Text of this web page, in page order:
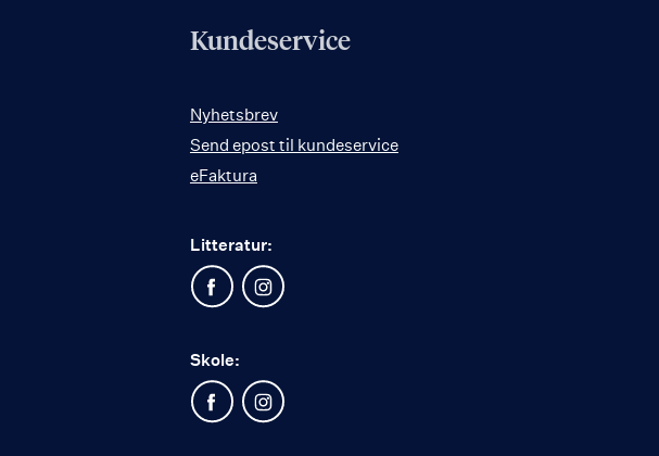
Kundeservice
Nyhetsbrev
Send epost til kundeservice
eFaktura
Litteratur:
Skole: